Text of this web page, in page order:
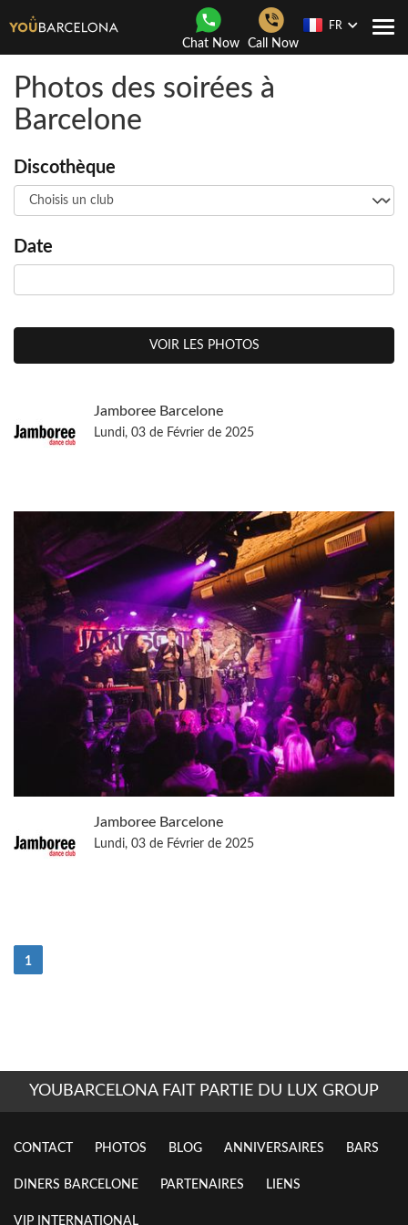
Chat Now Call Now
FR
Photos des soirées à
Barcelone
Discothèque
Date
VOIR LES PHOTOS
Jamboree Barcelone
Lundi, 03 de Février de 2025
Jamboree Barcelone
Lundi, 03 de Février de 2025
1
YOUBARCELONA FAIT PARTIE DU LUX GROUP
CONTACT PHOTOS BLOG ANNIVERSAIRES BARS
DINERS BARCELONE PARTENAIRES LIENS
VIP INTERNATIONAL